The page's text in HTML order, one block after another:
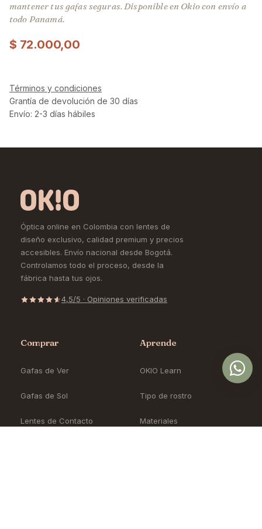
mantener tus gafas seguras. Disponible en Okio con envío a
todo Panamá.
$ 72.000,00
Términos y condiciones
Grantía de devolución de 30 días
Envío: 2-3 días hábiles
Óptica online en Colombia con lentes de
diseño exclusivo, calidad premium y precios
accesibles. Envío nacional desde Bogotá.
Controlamos todo el proceso, desde la
fábrica hasta tus ojos.
4,5/5 · Opiniones verificadas
Comprar
Gafas de Ver
Gafas de Sol
Lentes de Contacto
Aprende
OKIO Learn
Tipo de rostro
Materiales